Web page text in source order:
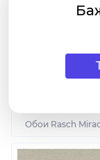
Обои Rasch